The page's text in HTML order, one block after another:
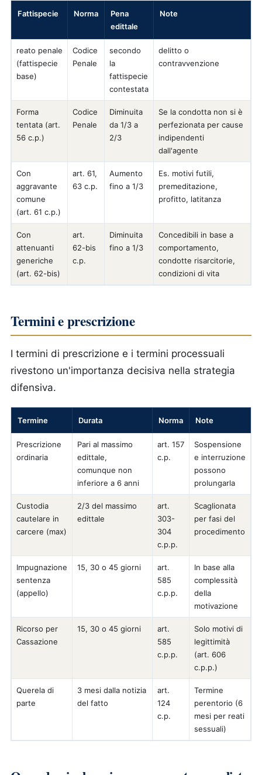
Fattispecie Norma
Pena
edittale
Note
reato penale
(fattispecie
base)
Codice
Penale
secondo
la
fattispecie
contestata
delitto o
contravvenzione
Forma
tentata (art.
56 c.p.)
Codice
Penale
Diminuita
da 1/3 a
2/3
Se la condotta non si è
perfezionata per cause
indipendenti
dall'agente
Con
aggravante
comune
(art. 61 c.p.)
art. 61,
63 c.p.
Aumento
fino a 1/3
Es. motivi futili,
premeditazione,
profitto, latitanza
Con
attenuanti
generiche
(art. 62-bis)
art.
62-bis
c.p.
Diminuita
fino a 1/3
Concedibili in base a
comportamento,
condotte risarcitorie,
condizioni di vita
Termini e prescrizione
I termini di prescrizione e i termini processuali
rivestono un'importanza decisiva nella strategia
difensiva.
Termine Durata Norma Note
Prescrizione
ordinaria
Pari al massimo
edittale,
comunque non
inferiore a 6 anni
art. 157
c.p.
Sospensione
e interruzione
possono
prolungarla
Custodia
cautelare in
carcere (max)
2/3 del massimo
edittale
art.
303-
304
c.p.p.
Scaglionata
per fasi del
procedimento
Impugnazione
sentenza
(appello)
15, 30 o 45 giorni
art.
585
c.p.p.
In base alla
complessità
della
motivazione
Ricorso per
Cassazione
15, 30 o 45 giorni
art.
585
c.p.p.
Solo motivi di
legittimità
(art. 606
c.p.p.)
Querela di
parte
3 mesi dalla notizia
del fatto
art.
124
c.p.
Termine
perentorio (6
mesi per reati
sessuali)